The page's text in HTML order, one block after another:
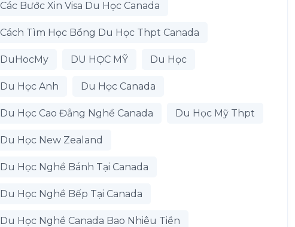
Các Bước Xin Visa Du Học Canada
Cách Tìm Học Bổng Du Học Thpt Canada
DuHocMy DU HỌC MỸ Du Học
Du Học Anh Du Học Canada
Du Học Cao Đẳng Nghề Canada Du Học Mỹ Thpt
Du Học New Zealand
Du Học Nghề Bánh Tại Canada
Du Học Nghề Bếp Tại Canada
Du Học Nghề Canada Bao Nhiêu Tiền